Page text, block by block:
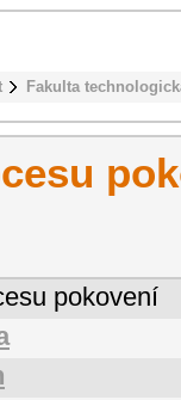
Fakulta
pokovení